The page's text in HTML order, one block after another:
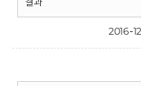
2016-